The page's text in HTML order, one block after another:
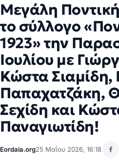
Μεγάλη
το σύλλογο
1923» την
Ιουλίου με
Κώστα Σιαμίδη,
Παπαχατζάκη,
Σεχίδη και
Παναγιωτίδη!
Eordaia.org25 Μαΐου 2026, 16:18